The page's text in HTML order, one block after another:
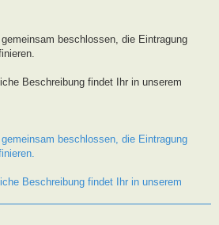
beschlossen, die Eintragung
Beschreibung findet Ihr in unserem
beschlossen, die Eintragung
Beschreibung findet Ihr in unserem